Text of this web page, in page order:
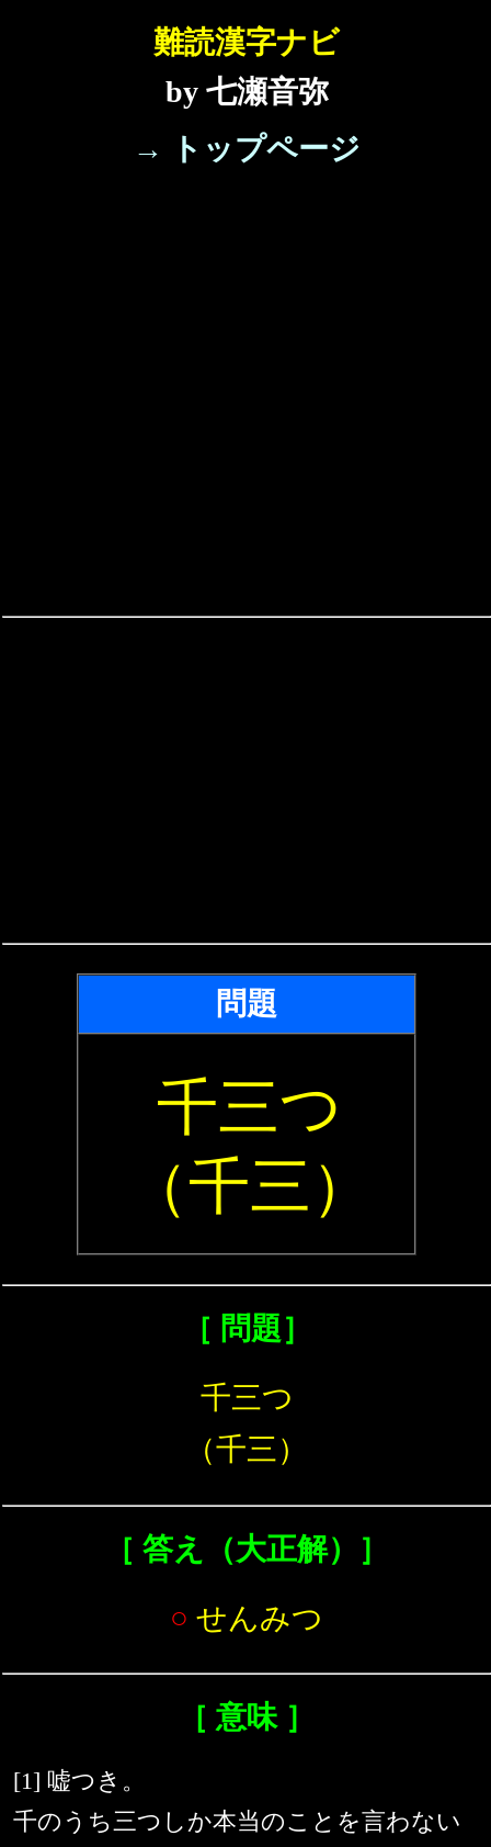
難読漢字ナビ
by 七瀬音弥
→ トップページ
問題
千三つ
（千三）
［ 問題］
千三つ
（千三）
［ 答え（大正解）］
○ せんみつ
［ 意味 ］
[1] 嘘つき。
千のうち三つしか本当のことを言わない